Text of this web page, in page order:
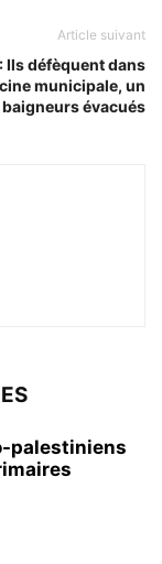
Article suivant
Ils défèquent dans
municipale, un
évacués
palestiniens